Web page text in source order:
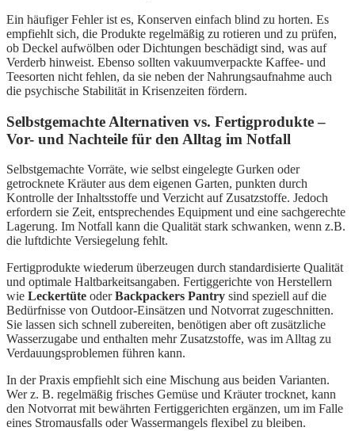
Ein häufiger Fehler ist es, Konserven einfach blind zu horten. Es
empfiehlt sich, die Produkte regelmäßig zu rotieren und zu prüfen,
ob Deckel aufwölben oder Dichtungen beschädigt sind, was auf
Verderb hinweist. Ebenso sollten vakuumverpackte Kaffee- und
Teesorten nicht fehlen, da sie neben der Nahrungsaufnahme auch
die psychische Stabilität in Krisenzeiten fördern.
Selbstgemachte Alternativen vs. Fertigprodukte –
Vor- und Nachteile für den Alltag im Notfall
Selbstgemachte Vorräte, wie selbst eingelegte Gurken oder
getrocknete Kräuter aus dem eigenen Garten, punkten durch
Kontrolle der Inhaltsstoffe und Verzicht auf Zusatzstoffe. Jedoch
erfordern sie Zeit, entsprechendes Equipment und eine sachgerechte
Lagerung. Im Notfall kann die Qualität stark schwanken, wenn z.B.
die luftdichte Versiegelung fehlt.
Fertigprodukte wiederum überzeugen durch standardisierte Qualität
und optimale Haltbarkeitsangaben. Fertiggerichte von Herstellern
wie Leckertüte oderBackpackers Pantry sind speziell auf die
Bedürfnisse von Outdoor-Einsätzen und Notvorrat zugeschnitten.
Sie lassen sich schnell zubereiten, benötigen aber oft zusätzliche
Wasserzugabe und enthalten mehr Zusatzstoffe, was im Alltag zu
Verdauungsproblemen führen kann.
In der Praxis empfiehlt sich eine Mischung aus beiden Varianten.
Wer z. B. regelmäßig frisches Gemüse und Kräuter trocknet, kann
den Notvorrat mit bewährten Fertiggerichten ergänzen, um im Falle
eines Stromausfalls oder Wassermangels flexibel zu bleiben.